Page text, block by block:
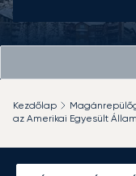
Kezdőlap
az Amerikai Egyesült